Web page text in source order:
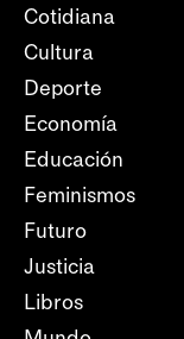
Cotidiana
Cultura
Deporte
Economía
Educación
Feminismos
Futuro
Justicia
Libros